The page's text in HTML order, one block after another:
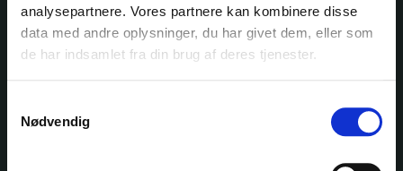
analysepartnere. Vores partnere kan kombinere disse
data med andre oplysninger, du har givet dem, eller som
de har indsamlet fra din brug af deres tjenester.
Nødvendig